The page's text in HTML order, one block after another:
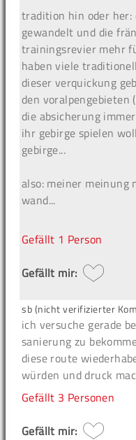
tradition hin oder
gewandelt und die
trainingsrevier mehr
haben viele
dieser verquickung
den voralpengebieten
die absicherung
ihr gebirge spielen
gebirge...
also: meiner meinung
wand...
Gefällt 1 Person
Gefällt mir:
sb (nicht verifizierter
ich versuche gerade
sanierung zu
diese route
würden und druck
Gefällt 3 Personen
Gefällt mir: